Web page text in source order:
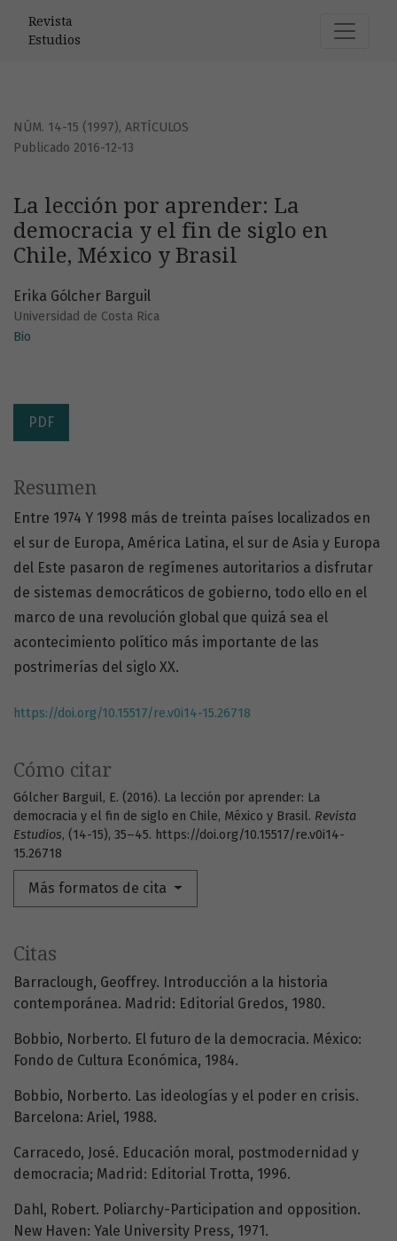
Revista
Estudios
NÚM. 14-15 (1997), ARTÍCULOS
La lección por aprender: La
democracia y el fin de siglo en
Chile, México y Brasil
Publicado 2016-12-13
Erika Gólcher Barguil
Universidad de Costa Rica
Bio
PDF
Cómo citar
Gólcher Barguil, E. (2016). La lección por aprender: La
democracia y el fin de siglo en Chile, México y Brasil. Revista
Estudios, (14-15), 35–45. https://doi.org/10.15517/re.v0i14-
15.26718
Más formatos de cita
Resumen
Entre 1974 Y 1998 más de treinta países localizados en
el sur de Europa, América Latina, el sur de Asia y Europa
del Este pasaron de regímenes autoritarios a disfrutar
de sistemas democráticos de gobierno, todo ello en el
marco de una revolución global que quizá sea el
acontecimiento político más importante de las
postrimerías del siglo XX.
https://doi.org/10.15517/re.v0i14-15.26718
Citas
Barraclough, Geoffrey. Introducción a la historia
contemporánea. Madrid: Editorial Gredos, 1980.
Bobbio, Norberto. El futuro de la democracia. México:
Fondo de Cultura Económica, 1984.
Bobbio, Norberto. Las ideologías y el poder en crisis.
Barcelona: Ariel, 1988.
Carracedo, José. Educación moral, postmodernidad y
democracia; Madrid: Editorial Trotta, 1996.
Dahl, Robert. Poliarchy-Participation and opposition.
New Haven: Yale University Press, 1971.